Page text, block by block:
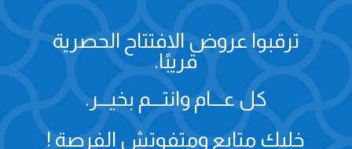
ترقبوا عروض الافتتاح الحصرية
قريبًا.
كل عـــام وانتـــم بخيـــر.
خليك متابع ومتفوتش الفرصة !